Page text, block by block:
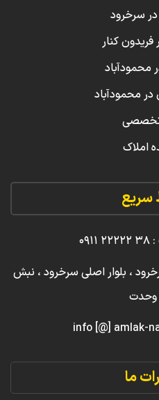
در سرخرود
فریدون کنار
محمودآباد
در محمودآباد
تخصصی
املاک
سریع
، بلوار اصلی سرخرود ، نبش
وحدت
ما